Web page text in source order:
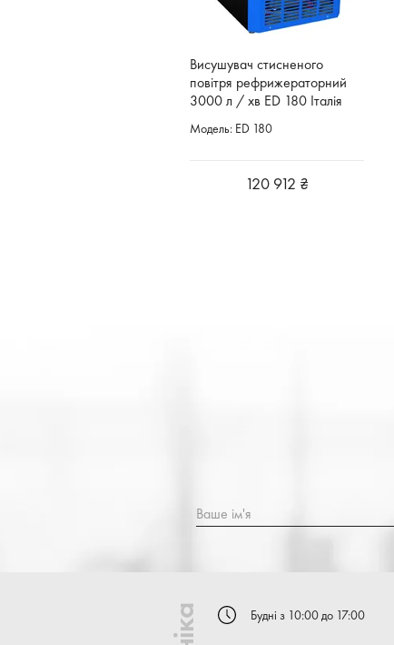
Висушувач стисненого
повітря рефрижераторний
3000 л / хв ED 180 Італія
Модель: ED 180
120 912 ₴
Ваше ім'я
Будні з 10:00 до 17:00